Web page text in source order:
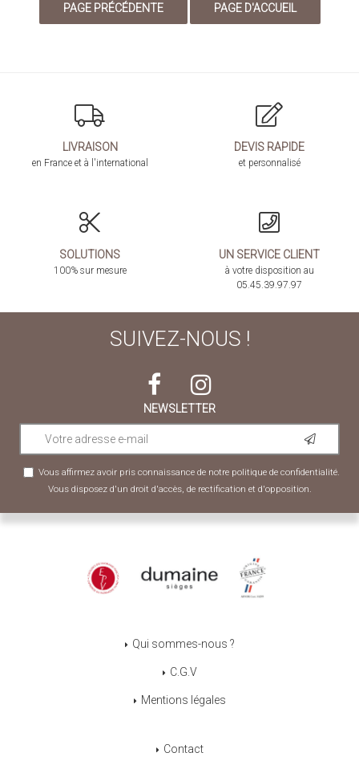
LIVRAISON
en France et à l'international
DEVIS RAPIDE
et personnalisé
SOLUTIONS
100% sur mesure
UN SERVICE CLIENT
à votre disposition au
05.45.39.97.97
SUIVEZ-NOUS !
NEWSLETTER
Vous affirmez avoir pris connaissance de notre politique de confidentialité.
Vous disposez d'un droit d'accès, de rectification et d'opposition.
Qui sommes-nous ?
C.G.V
Mentions légales
Contact